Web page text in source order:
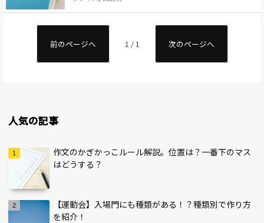
前のページへ 1 / 1 次のページへ
人気の記事
作文のかぎかっこルール解説。位置は？一番下のマス
はどうする？
【運動会】入場門にも種類がある！？種類別で作り方
を紹介！